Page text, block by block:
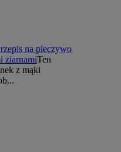
na pieczywo
ziarnamiTen
z mąki